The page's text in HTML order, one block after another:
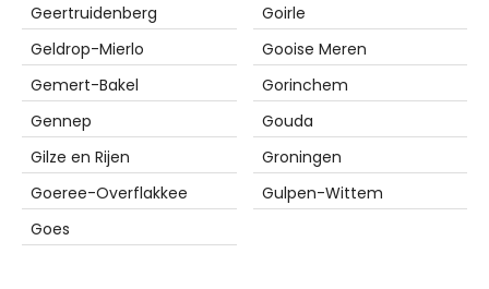
Geertruidenberg
Geldrop-Mierlo
Gemert-Bakel
Gennep
Gilze en Rijen
Goeree-Overflakkee
Goes
Goirle
Gooise Meren
Gorinchem
Gouda
Groningen
Gulpen-Wittem